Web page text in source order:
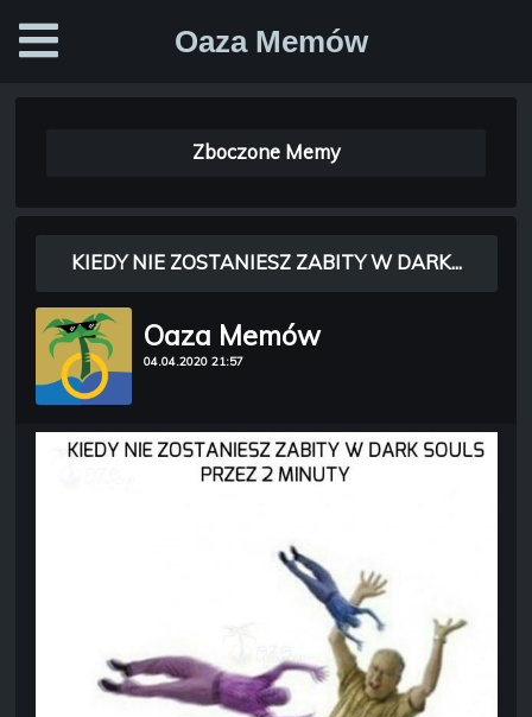
Oaza Memów
Zboczone Memy
Oaza Memów
04.04.2020 21:57
KIEDY NIE ZOSTANIESZ ZABITY W DARK...